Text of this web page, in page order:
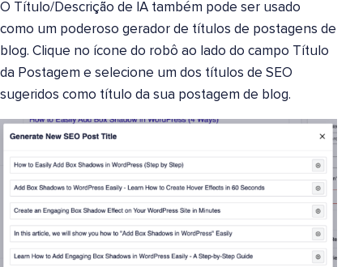
O Título/Descrição de IA também pode ser usado
como um poderoso gerador de títulos de postagens de
blog. Clique no ícone do robô ao lado do campo Título
da Postagem e selecione um dos títulos de SEO
sugeridos como título da sua postagem de blog.